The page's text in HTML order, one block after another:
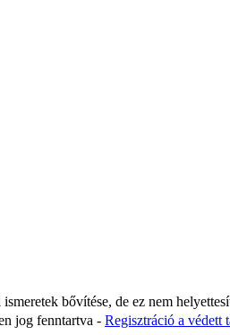
bővítése, de ez nem
jog fenntartva - Regisztráció a védett